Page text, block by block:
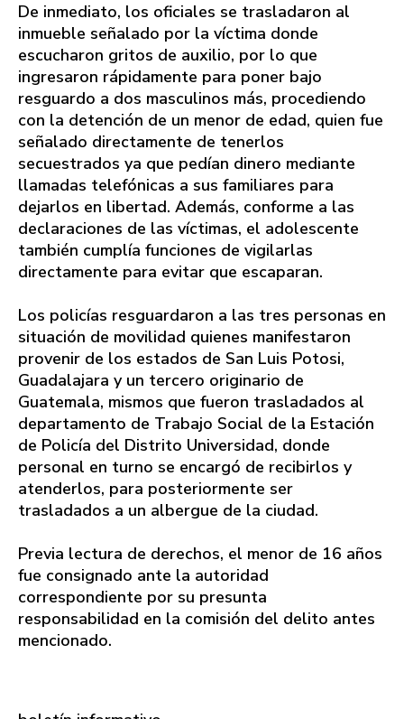
De inmediato, los oficiales se trasladaron al
inmueble señalado por la víctima donde
escucharon gritos de auxilio, por lo que
ingresaron rápidamente para poner bajo
resguardo a dos masculinos más, procediendo
con la detención de un menor de edad, quien fue
señalado directamente de tenerlos
secuestrados ya que pedían dinero mediante
llamadas telefónicas a sus familiares para
dejarlos en libertad. Además, conforme a las
declaraciones de las víctimas, el adolescente
también cumplía funciones de vigilarlas
directamente para evitar que escaparan.
Los policías resguardaron a las tres personas en
situación de movilidad quienes manifestaron
provenir de los estados de San Luis Potosi,
Guadalajara y un tercero originario de
Guatemala, mismos que fueron trasladados al
departamento de Trabajo Social de la Estación
de Policía del Distrito Universidad, donde
personal en turno se encargó de recibirlos y
atenderlos, para posteriormente ser
trasladados a un albergue de la ciudad.
Previa lectura de derechos, el menor de 16 años
fue consignado ante la autoridad
correspondiente por su presunta
responsabilidad en la comisión del delito antes
mencionado.